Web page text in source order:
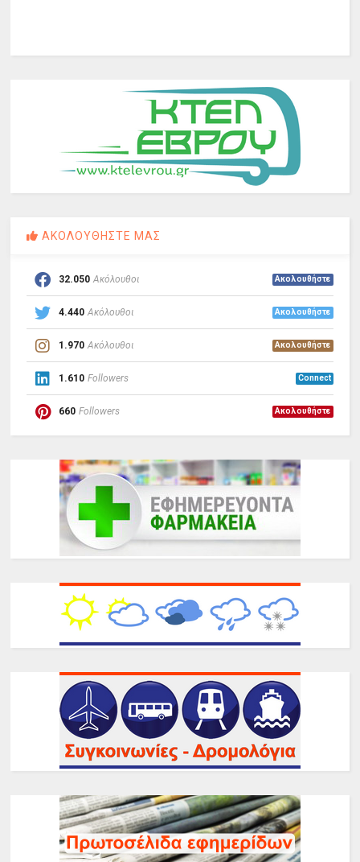
ΑΚΟΛΟΥΘΗΣΤΕ ΜΑΣ
32.050 Ακόλουθοι Ακολουθήστε
4.440 Ακόλουθοι Ακολουθήστε
1.970 Ακόλουθοι Ακολουθήστε
1.610 Followers Connect
660 Followers Ακολουθήστε